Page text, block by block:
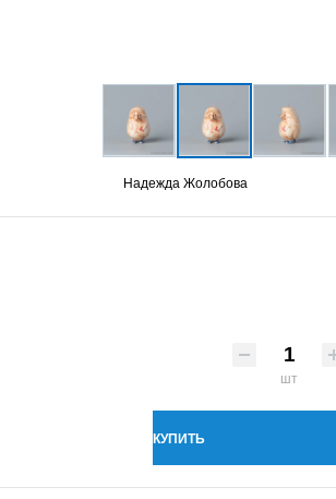
Надежда Жолобова
шт
КУПИТЬ